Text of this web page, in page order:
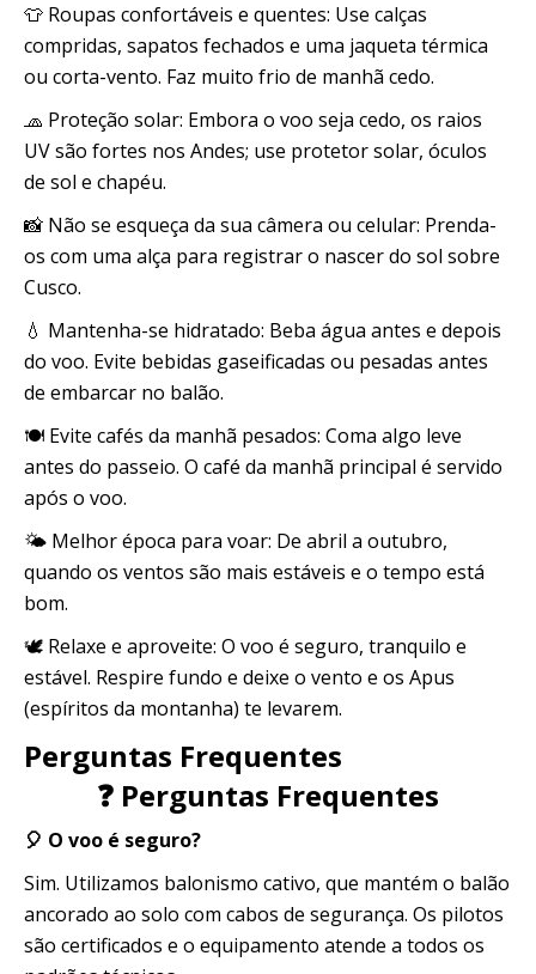
👕 Roupas confortáveis ​​e quentes: Use calças
compridas, sapatos fechados e uma jaqueta térmica
ou corta-vento. Faz muito frio de manhã cedo.
🧢 Proteção solar: Embora o voo seja cedo, os raios
UV são fortes nos Andes; use protetor solar, óculos
de sol e chapéu.
📸 Não se esqueça da sua câmera ou celular: Prenda-
os com uma alça para registrar o nascer do sol sobre
Cusco.
💧 Mantenha-se hidratado: Beba água antes e depois
do voo. Evite bebidas gaseificadas ou pesadas antes
de embarcar no balão.
🍽️ Evite cafés da manhã pesados: Coma algo leve
antes do passeio. O café da manhã principal é servido
após o voo.
🌤️ Melhor época para voar: De abril a outubro,
quando os ventos são mais estáveis ​​e o tempo está
bom.
🕊️ Relaxe e aproveite: O voo é seguro, tranquilo e
estável. Respire fundo e deixe o vento e os Apus
(espíritos da montanha) te levarem.
Perguntas Frequentes
❓ Perguntas Frequentes
🎈 O voo é seguro?
Sim. Utilizamos balonismo cativo, que mantém o balão
ancorado ao solo com cabos de segurança. Os pilotos
são certificados e o equipamento atende a todos os